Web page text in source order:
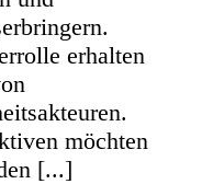
erhalten
möchten
[...]